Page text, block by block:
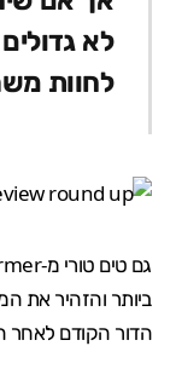
לא
לחוות
גם טים טורי מ-
ביותר והזהיר את
הדור הקודם לאחר